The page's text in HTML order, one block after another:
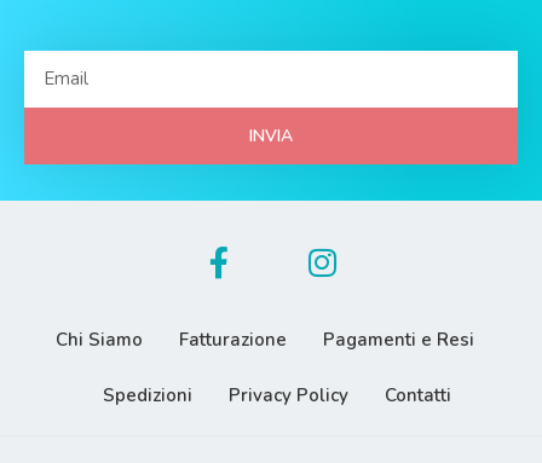
INVIA
Chi Siamo Fatturazione Pagamenti e Resi
Spedizioni Privacy Policy Contatti